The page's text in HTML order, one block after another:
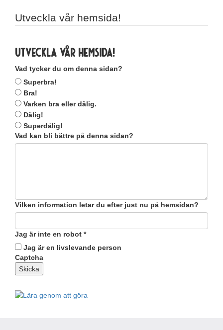
Utveckla vår hemsida!
Utveckla vår hemsida!
Vad tycker du om denna sidan?
Superbra!
Bra!
Varken bra eller dålig.
Dålig!
Superdålig!
Vad kan bli bättre på denna sidan?
Vilken information letar du efter just nu på hemsidan?
Jag är inte en robot *
Jag är en livslevande person
Captcha
Skicka